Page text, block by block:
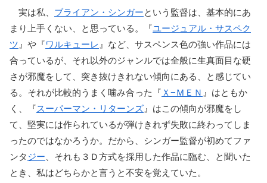
実は私、 ブライアン・シンガーという監督は、基本的にあ
まり上手くない、と思っている。『ユージュアル・サスペク
ツ 』や『ワルキューレ 』など、サスペンス色の強い作品には
合っているが、それ以外のジャンルでは全般に生真面目な硬
さが邪魔をして、突き抜けきれない傾向にある、と感じてい
る。それが比較的うまく噛み合った『 Ｘ−ＭＥＮ 』はともか
く、『スーパーマン・リターンズ 』はこの傾向が邪魔をし
て、堅実には作られているが弾けきれず失敗に終わってしま
ったのではなかろうか。だから、シンガー監督が初めてファ
ンタジー 、それも３Ｄ方式を採用した作品に臨む、と聞いた
とき、私はどちらかと言うと不安を覚えていた。